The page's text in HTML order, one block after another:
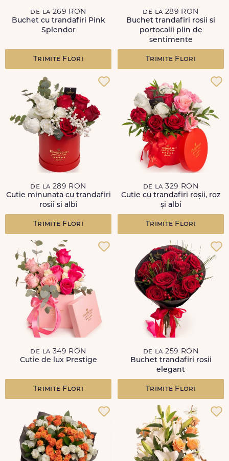
de la 269 RON
Buchet cu trandafiri Pink
Splendor
Trimite Flori
de la 289 RON
Buchet trandafiri rosii si
portocalii plin de
sentimente
Trimite Flori
de la 289 RON
Cutie minunata cu trandafiri
rosii si albi
Trimite Flori
de la 329 RON
Cutie cu trandafiri roșii, roz
și albi
Trimite Flori
de la 349 RON
Cutie de lux Prestige
Trimite Flori
de la 259 RON
Buchet trandafiri rosii
elegant
Trimite Flori